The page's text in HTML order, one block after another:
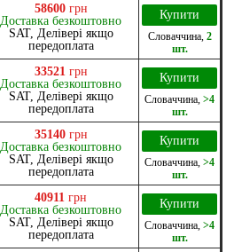
58600 грн
Доставка безкоштовно
SAT, Делівері якщо
передоплата
Купити
Словаччина, 2
шт.
33521 грн
Доставка безкоштовно
SAT, Делівері якщо
передоплата
Купити
Словаччина >4
шт.
35140 грн
Доставка безкоштовно
SAT, Делівері якщо
передоплата
Купити
Словаччина >4
шт.
40911 грн
Доставка безкоштовно
SAT, Делівері якщо
передоплата
Купити
Словаччина >4
шт.